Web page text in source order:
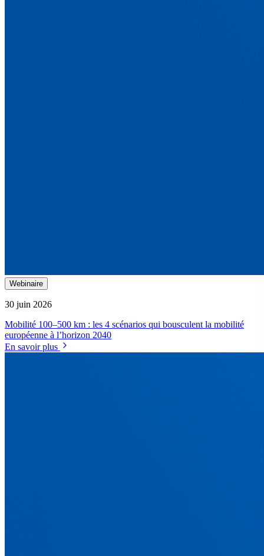
Webinaire
30 juin 2026
Mobilité 100–500 km : les 4 scénarios qui bousculent la mobilité
européenne à l’horizon 2040
En savoir plus